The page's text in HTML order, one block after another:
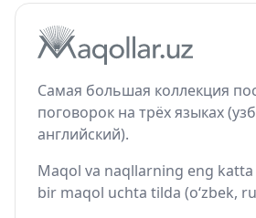
Самая большая коллекция
поговорок на трёх языках
английский).
Maqol va naqllarning eng
bir maqol uchta tilda (o‘zbek,